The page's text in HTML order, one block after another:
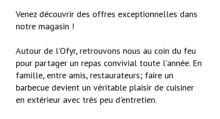
Venez découvrir des offres exceptionnelles dans
notre magasin !
Autour de l'Ofyr, retrouvons nous au coin du feu
pour partager un repas convivial toute l'année. En
famille, entre amis, restaurateurs; faire un
barbecue devient un véritable plaisir de cuisiner
en extérieur avec très peu d'entretien.